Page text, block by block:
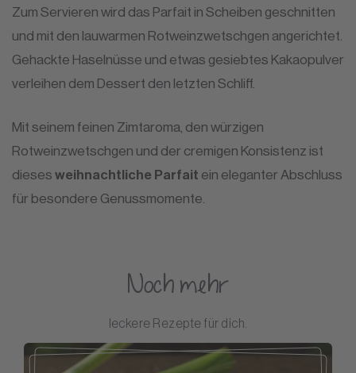
Zum Servieren wird das Parfait in Scheiben geschnitten
und mit den lauwarmen Rotweinzwetschgen angerichtet.
Gehackte Haselnüsse und etwas gesiebtes Kakaopulver
verleihen dem Dessert den letzten Schliff.
Mit seinem feinen Zimtaroma, den würzigen
Rotweinzwetschgen und der cremigen Konsistenz ist
dieses weihnachtliche Parfait ein eleganter Abschluss
für besondere Genussmomente.
Noch mehr
leckere Rezepte für dich.